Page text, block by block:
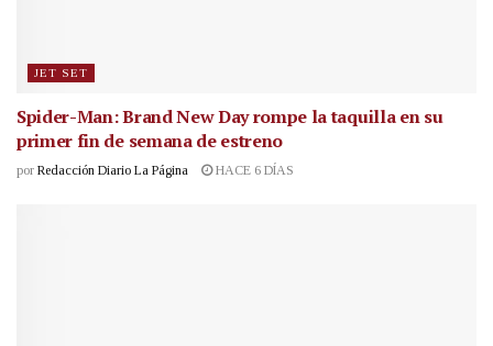
JET SET
Spider-Man: Brand New Day rompe la taquilla en su
primer fin de semana de estreno
por Redacción Diario La Página HACE 6 DÍAS